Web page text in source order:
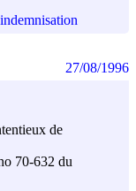
de
70-632 du
27/08/1996